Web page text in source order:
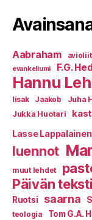
Aabraham
evankeliumi F.G.
Hannu
Iisak
Jaakob Juha
Jukka Huotari
Lasse Lappalainen
luennot
muut lehdet
Päivän teksti
Ruotsi saarna
teologia Tom G.A.